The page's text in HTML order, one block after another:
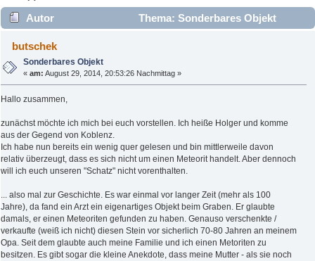
Autor
Thema: Sonderbares Objekt
(Gelesen 5004 mal)
butschek
Sonderbares Objekt
«am: August 29, 2014, 20:53:26 Nachmittag »
Hallo zusammen,
zunächst möchte ich mich bei euch vorstellen. Ich heiße Holger und komme
aus der Gegend von Koblenz.
Ich habe nun bereits ein wenig quer gelesen und bin mittlerweile davon
relativ überzeugt, dass es sich nicht um einen Meteorit handelt. Aber dennoch
will ich euch unseren "Schatz" nicht vorenthalten.
... also mal zur Geschichte. Es war einmal vor langer Zeit (mehr als 100
Jahre), da fand ein Arzt ein eigenartiges Objekt beim Graben. Er glaubte
damals, er einen Meteoriten gefunden zu haben. Genauso verschenkte /
verkaufte (weiß ich nicht) diesen Stein vor sicherlich 70-80 Jahren an meinem
Opa. Seit dem glaubte auch meine Familie und ich einen Metoriten zu
besitzen. Es gibt sogar die kleine Anekdote, dass meine Mutter - als sie noch